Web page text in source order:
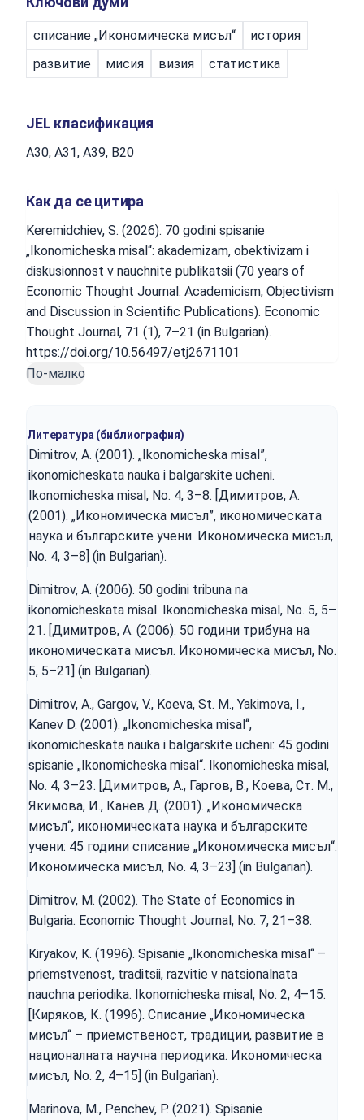
списание „Икономическа мисъл“
история
развитие
мисия визия статистика
JEL класификация
A30, A31, A39, B20
Как да се цитира
Keremidchiev, S. (2026). 70 godini spisanie
„Ikonomicheska misal“: akademizam, obektivizam i
diskusionnost v nauchnite publikatsii (70 years of
Economic Thought Journal: Academicism, Objectivism
and Discussion in Scientific Publications). Economic
Thought Journal, 71 (1), 7–21 (in Bulgarian).
https://doi.org/10.56497/etj2671101
По-малко
Литература (библиография)
Dimitrov, A. (2001). „Ikonomicheska misal”,
ikonomicheskata nauka i balgarskite ucheni.
Ikonomicheska misal, No. 4, 3–8. [Димитров, А.
(2001). „Икономическа мисъл”, икономическата
наука и българските учени. Икономическа мисъл,
No. 4, 3–8] (in Bulgarian).
Dimitrov, A. (2006). 50 godini tribuna na
ikonomicheskata misal. Ikonomicheska misal, No. 5, 5–
21. [Димитров, А. (2006). 50 години трибуна на
икономическата мисъл. Икономическа мисъл, No.
5, 5–21] (in Bulgarian).
Dimitrov, A., Gargov, V., Koeva, St. M., Yakimova, I.,
Kanev D. (2001). „Ikonomicheska misal“,
ikonomicheskata nauka i balgarskite ucheni: 45 godini
spisanie „Ikonomicheska misal“. Ikonomicheska misal,
No. 4, 3–23. [Димитров, А., Гаргов, В., Коева, Ст. М.,
Якимова, И., Канев Д. (2001). „Икономическа
мисъл“, икономическата наука и българските
учени: 45 години списание „Икономическа мисъл“.
Икономическа мисъл, No. 4, 3–23] (in Bulgarian).
Dimitrov, M. (2002). The State of Economics in
Bulgaria. Economic Thought Journal, No. 7, 21–38.
Kiryakov, K. (1996). Spisanie „Ikonomicheska misal“ –
priemstvenost, traditsii, razvitie v natsionalnata
nauchna periodika. Ikonomicheska misal, No. 2, 4–15.
[Киряков, К. (1996). Списание „Икономическа
мисъл“ – приемственост, традиции, развитие в
националната научна периодика. Икономическа
мисъл, No. 2, 4–15] (in Bulgarian).
Marinova, M., Penchev, P. (2021). Spisanie